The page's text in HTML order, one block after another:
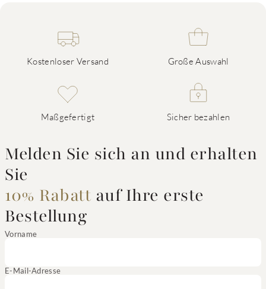
Kostenloser Versand Große Auswahl
Maßgefertigt Sicher bezahlen
Melden Sie sich an und erhalten
Sie
10% Rabatt auf Ihre erste
Bestellung
Vorname
E-Mail-Adresse